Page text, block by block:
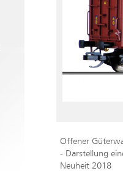
Offener
- Darstellung
Neuheit 2018